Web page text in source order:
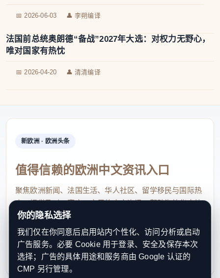
📅 2026-06-03 👤 李朔编译
法国前总统奥朗德“备战”2027年大选：对权力无野心，
唯对国家有热忱
📅 2026-04-20 👤 清清编译
新欧洲 · 欧洲头条
值得信赖的欧洲中文资讯入口
聚焦欧洲新闻、法国生活、华人社区、留学移民与国际热
点，提供及时、真实、实用的中文资讯，帮助海外华人快
速了解欧洲动态。
contact@xinouzhou.com
服务支持、版权与合作：工作日优先处理站务、投稿与权
利通知
你的隐私选择
我们仅在你同意后启用站内个性化、访问分析或启动
广告服务。必要 Cookie 用于登录、安全及保存本次
选择；广告的具体用途和服务商由 Google 认证的
CMP 另行管理。